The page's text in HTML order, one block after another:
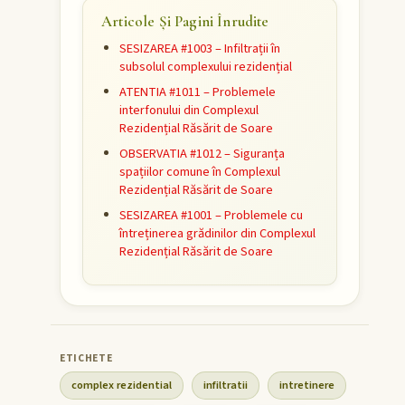
Articole Și Pagini Înrudite
SESIZAREA #1003 – Infiltrații în
subsolul complexului rezidențial
ATENTIA #1011 – Problemele
interfonului din Complexul
Rezidențial Răsărit de Soare
OBSERVATIA #1012 – Siguranța
spațiilor comune în Complexul
Rezidențial Răsărit de Soare
SESIZAREA #1001 – Problemele cu
întreținerea grădinilor din Complexul
Rezidențial Răsărit de Soare
complex rezidential infiltratii intretinere